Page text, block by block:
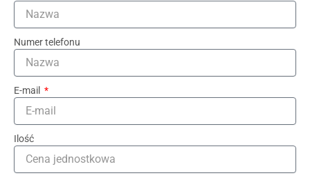
Numer telefonu
E-mail
Ilość